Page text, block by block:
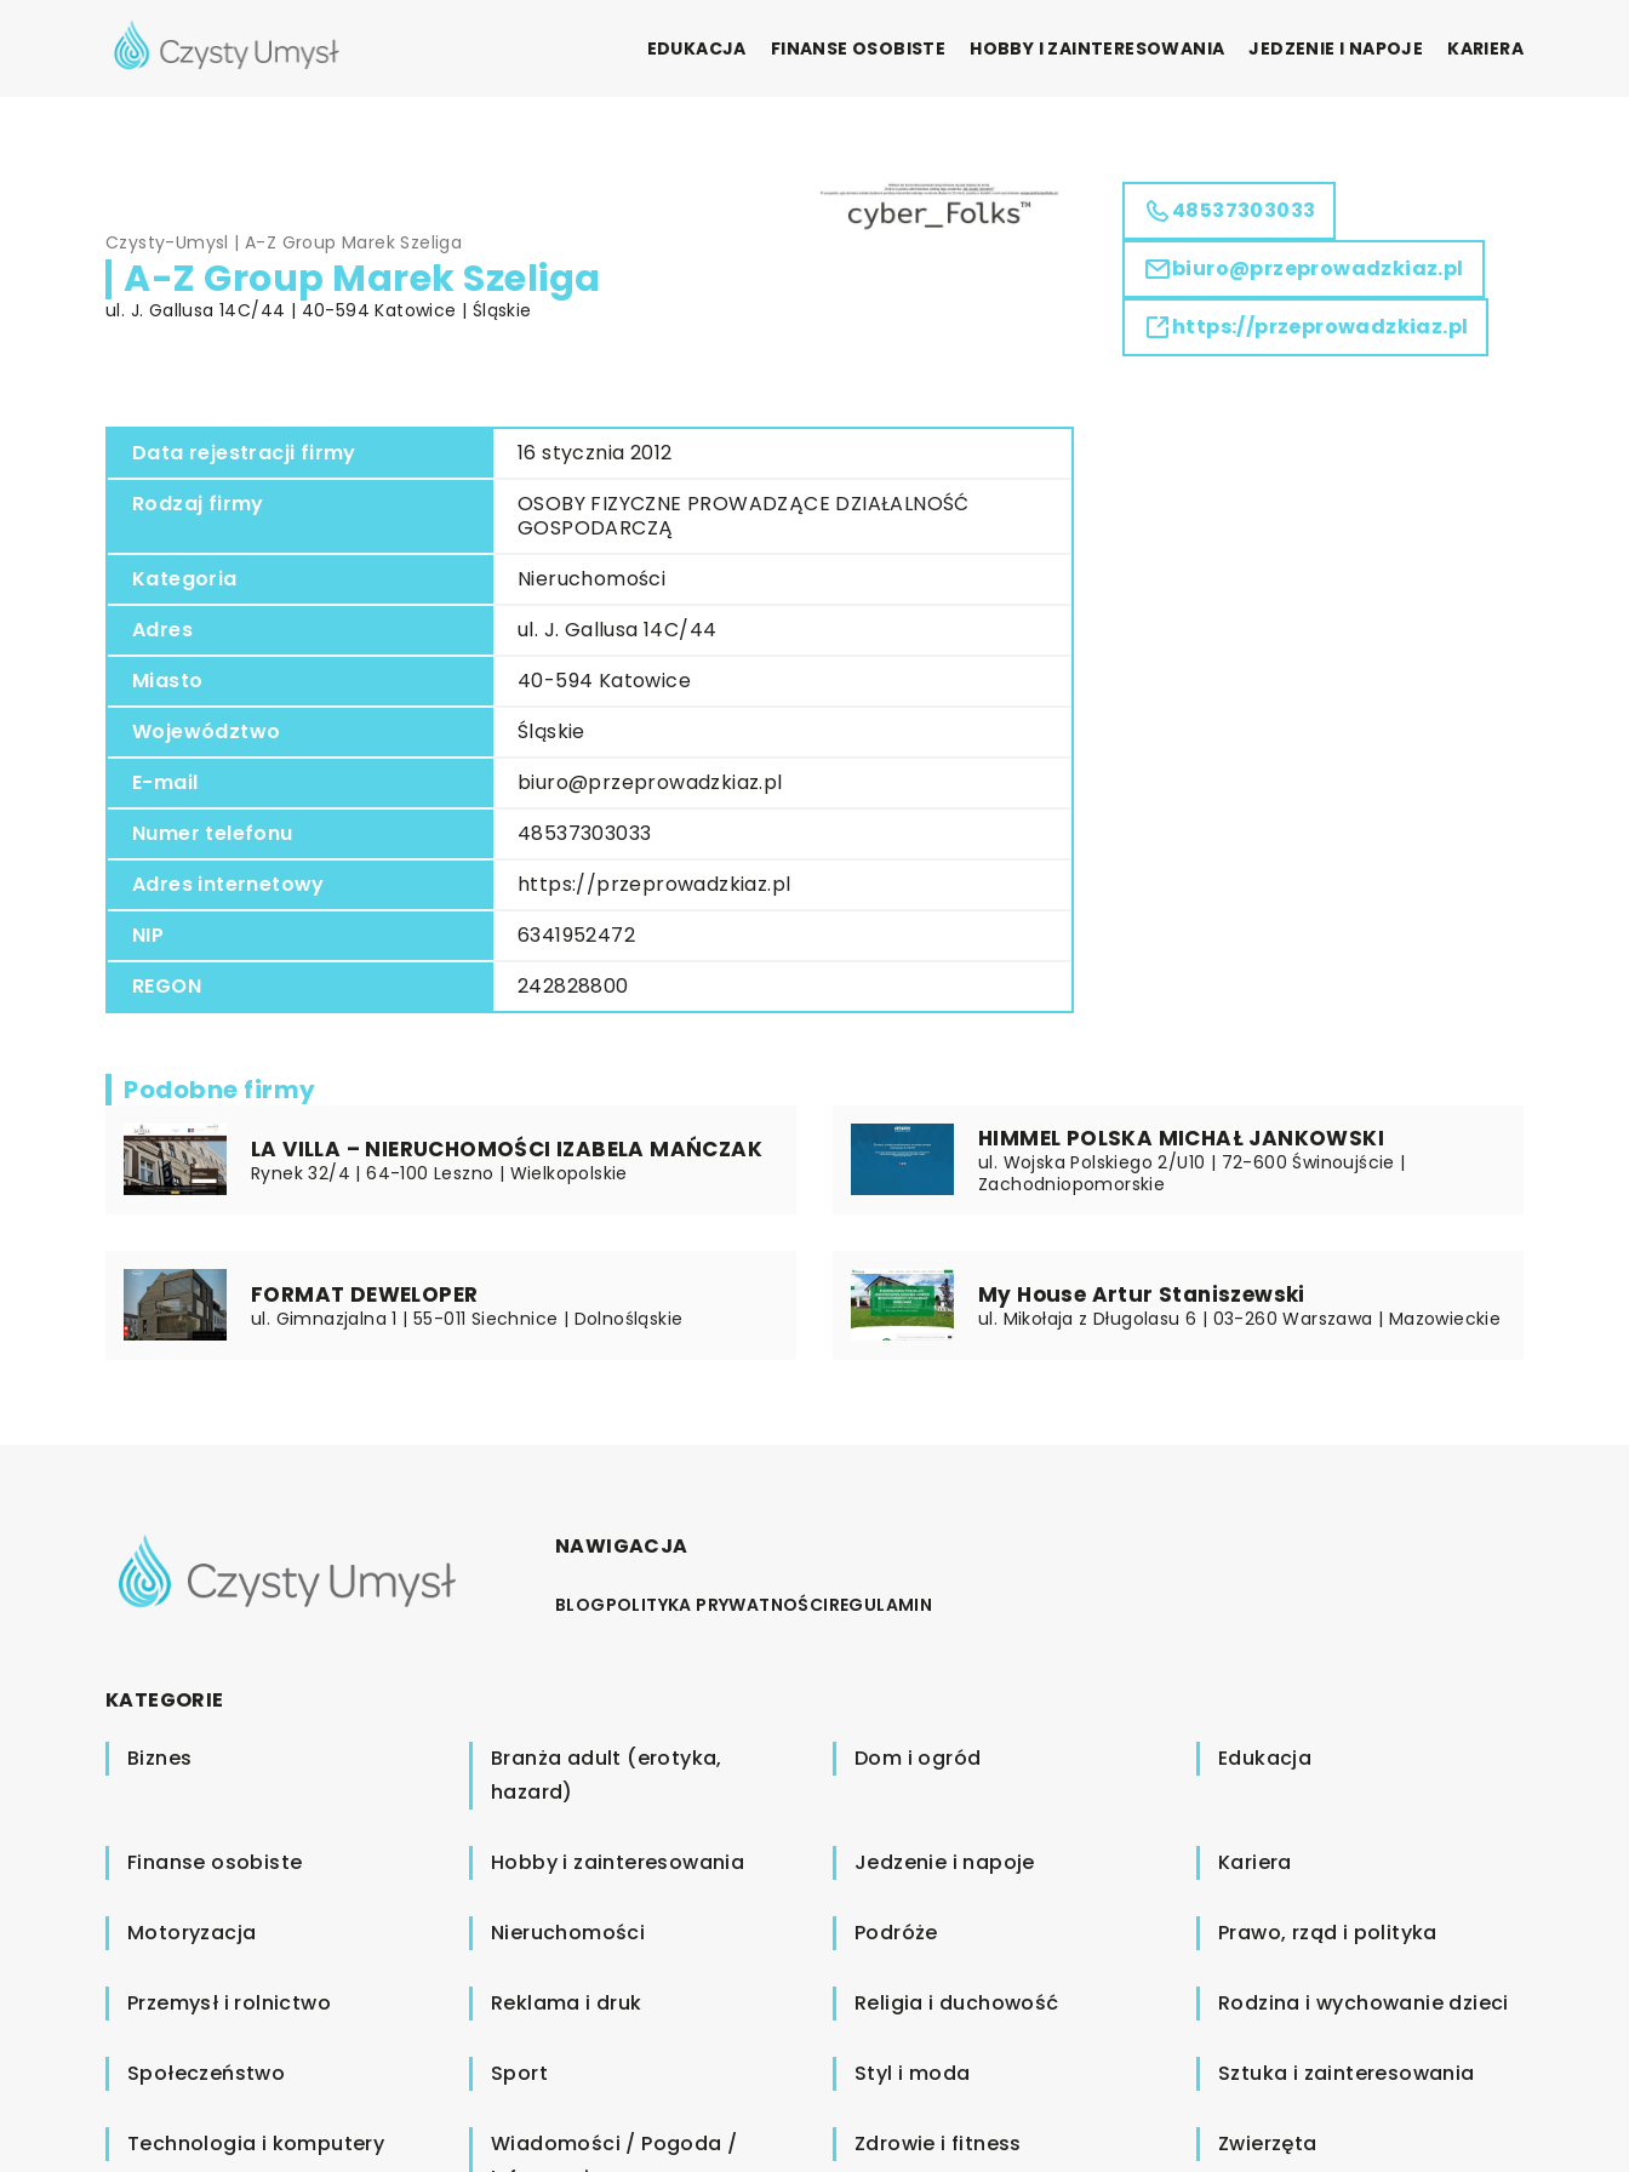
EDUKACJA FINANSE OSOBISTE HOBBY I ZAINTERESOWANIA JEDZENIE I NAPOJE KARIERA
Czysty-Umysl |A-Z Group Marek Szeliga
A-Z Group Marek Szeliga
ul. J. Gallusa 14C/44 | 40-594 Katowice | Śląskie
Data rejestracji firmy
16 stycznia 2012
Rodzaj firmy
OSOBY FIZYCZNE PROWADZĄCE DZIAŁALNOŚĆ
GOSPODARCZĄ
Kategoria
Nieruchomości
Adres
ul. J. Gallusa 14C/44
Miasto
40-594 Katowice
Województwo
Śląskie
E-mail
biuro@przeprowadzkiaz.pl
Numer telefonu
48537303033
Adres internetowy
https://przeprowadzkiaz.pl
NIP
6341952472
REGON
242828800
48537303033
biuro@przeprowadzkiaz.pl
https://przeprowadzkiaz.pl
Podobne firmy
LA VILLA – NIERUCHOMOŚCI IZABELA MAŃCZAK
Rynek 32/4 | 64-100 Leszno | Wielkopolskie
HIMMEL POLSKA MICHAŁ JANKOWSKI
ul. Wojska Polskiego 2/U10 | 72-600 Świnoujście |
Zachodniopomorskie
FORMAT DEWELOPER
ul. Gimnazjalna 1 | 55-011 Siechnice | Dolnośląskie
My House Artur Staniszewski
ul. Mikołaja z Długolasu 6 | 03-260 Warszawa | Mazowieckie
NAWIGACJA
BLOGPOLITYKA PRYWATNOŚCIREGULAMIN
KATEGORIE
Biznes
Branża adult (erotyka,
hazard)
Dom i ogród Edukacja
Finanse osobiste Hobby i zainteresowania Jedzenie i napoje Kariera
Motoryzacja Nieruchomości Podróże Prawo, rząd i polityka
Przemysł i rolnictwo Reklama i druk Religia i duchowość Rodzina i wychowanie dzieci
Społeczeństwo Sport Styl i moda Sztuka i zainteresowania
Technologia i komputery
Wiadomości / Pogoda /
Zdrowie i fitness Zwierzęta